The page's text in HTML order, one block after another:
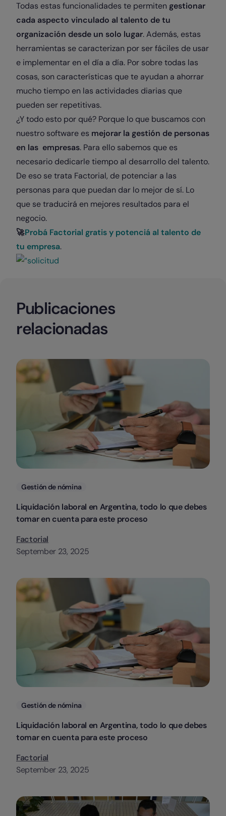
Todas estas funcionalidades te permiten gestionar
cada aspecto vinculado al talento de tu
organización desde un solo lugar. Además, estas
herramientas se caracterizan por ser fáciles de usar
e implementar en el día a día. Por sobre todas las
cosas, son características que te ayudan a ahorrar
mucho tiempo en las actividades diarias que
pueden ser repetitivas.
¿Y todo esto por qué? Porque lo que buscamos con
nuestro software es mejorar la gestión de personas
en las empresas. Para ello sabemos que es
necesario dedicarle tiempo al desarrollo del talento.
De eso se trata Factorial, de potenciar a las
personas para que puedan dar lo mejor de sí. Lo
que se traducirá en mejores resultados para el
negocio.
🚀Probá Factorial gratis y potenciá al talento de
tu empresa.
Publicaciones
relacionadas
Categorias
Gestión de nómina
Liquidación laboral en Argentina, todo lo que debes
tomar en cuenta para este proceso
Factorial
September 23, 2025
Categorias
Gestión de nómina
Liquidación laboral en Argentina, todo lo que debes
tomar en cuenta para este proceso
Factorial
September 23, 2025